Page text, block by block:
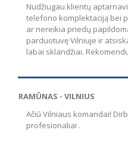
Nudžiugau klientų
telefono komplektaciją bei
ar nereikia priedų
parduotuvę Vilniuje ir
labai sklandžiai.
RAMŪNAS - VILNIUS
Ačiū Vilniaus komandai!
profesionaliai .